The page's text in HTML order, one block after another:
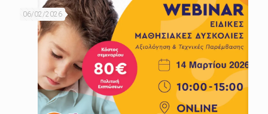
06/02/2026